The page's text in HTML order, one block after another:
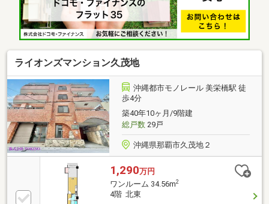
ライオンズマンション久茂地
沖縄都市モノレール 美栄橋駅 徒
歩4分
築40年10ヶ月/9階建
総戸数29戸
沖縄県那覇市久茂地２
1,290万円
ワンルーム 34.56m2
4階 北東